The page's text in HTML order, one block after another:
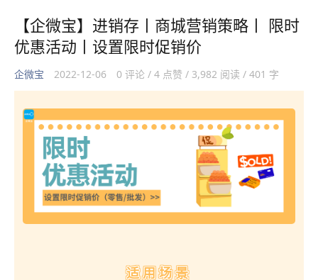
【企微宝】进销存丨商城营销策略丨 限时
优惠活动丨设置限时促销价
企微宝 2022-12-06 0 评论 / 4 点赞 / 3,982 阅读 / 401 字
适用场景